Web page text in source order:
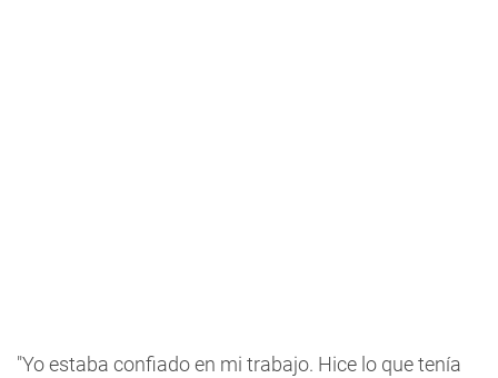
"Yo estaba confiado en mi trabajo. Hice lo que tenía